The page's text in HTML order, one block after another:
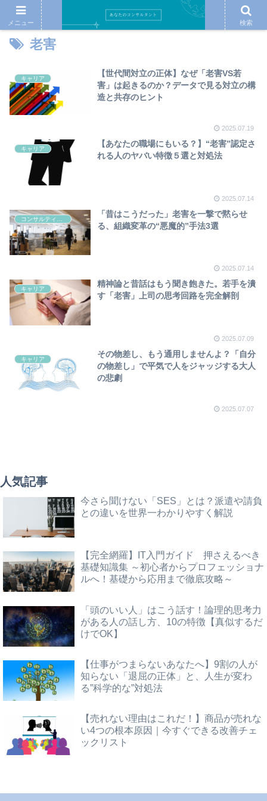
老害
キャリア
【世代間対立の正体】なぜ「老害VS若
害」は起きるのか？データで見る対立の構
造と共存のヒント
2025.07.19
キャリア
【あなたの職場にもいる？】“老害”認定さ
れる人のヤバい特徴５選と対処法
2025.07.14
「昔はこうだった」老害を一撃で黙らせ
る、組織変革の“悪魔的”手法3選
2025.07.14
キャリア
精神論と昔話はもう聞き飽きた。若手を潰
す「老害」上司の思考回路を完全解剖
2025.07.09
キャリア
その物差し、もう通用しませんよ？「自分
の物差し」で平気で人をジャッジする大人
の悲劇
2025.07.07
人気記事
今さら聞けない「SES」とは？派遣や請負
との違いを世界一わかりやすく解説
【完全網羅】IT入門ガイド 押さえるべき
基礎知識集 ～初心者からプロフェッショナ
ルへ！基礎から応用まで徹底攻略～
「頭のいい人」はこう話す！論理的思考力
がある人の話し方、10の特徴【真似するだ
けでOK】
【仕事がつまらないあなたへ】9割の人が
知らない「退屈の正体」と、人生が変わ
る”科学的な”対処法
【売れない理由はこれだ！】商品が売れな
い4つの根本原因｜今すぐできる改善チェ
ックリスト
メニュー 検索